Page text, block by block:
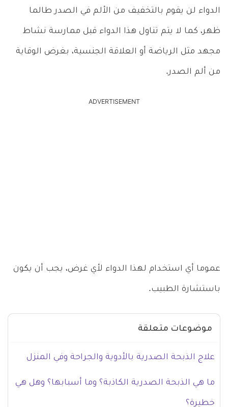
الدواء لن يقوم بالتخفيف من الألم في الصدر طالما
ظهر، كما لا يتم تناول هذا الدواء قبل ممارسة نشاط
مجهد مثل الرياضة أو العلاقة الجنسية، بغرض الوقاية
من ألم الصدر.
ADVERTISEMENT
عموما أي استخدام لهذا الدواء لأي غرض، يجب أن يكون
باستشارة الطبيب.
موضوعات متعلقة
علاج الذبحة الصدرية بالأدوية والجراحة وفي المنزل
ما هي الذبحة الصدرية الكاذبة؟ وما أسبابها؟ وهل هي
خطيرة؟